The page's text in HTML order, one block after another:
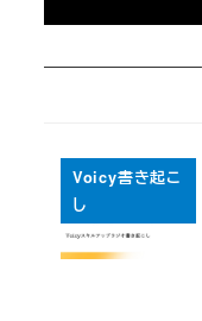
Voicy書き起こ
し